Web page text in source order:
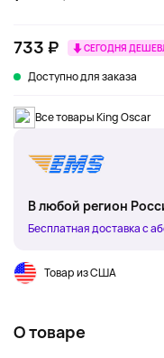
733 ₽ СЕГОДНЯ
Доступно для заказа
Все товары King Oscar
В любой регион
Бесплатная доставка с
Товар из США
О товаре